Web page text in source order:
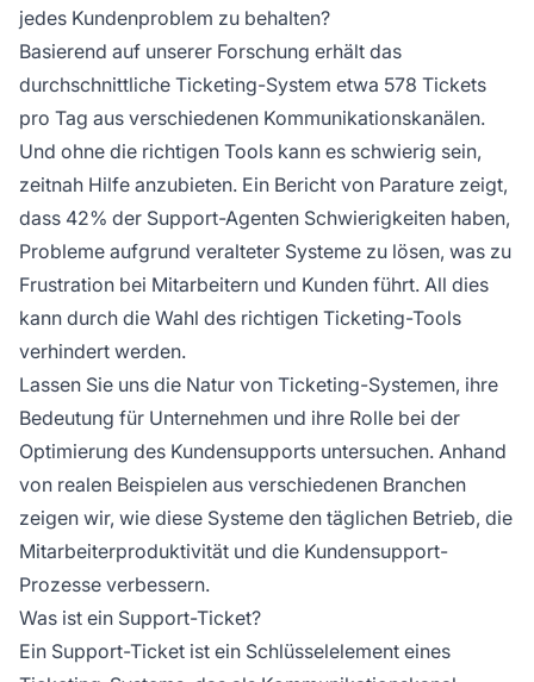
jedes Kundenproblem zu behalten?
Basierend auf unserer Forschung erhält das
durchschnittliche Ticketing-System etwa 578 Tickets
pro Tag aus verschiedenen Kommunikationskanälen.
Und ohne die richtigen Tools kann es schwierig sein,
zeitnah Hilfe anzubieten. Ein Bericht von Parature zeigt,
dass 42% der Support-Agenten Schwierigkeiten haben,
Probleme aufgrund veralteter Systeme zu lösen, was zu
Frustration bei Mitarbeitern und Kunden führt. All dies
kann durch die Wahl des richtigen Ticketing-Tools
verhindert werden.
Lassen Sie uns die Natur von Ticketing-Systemen, ihre
Bedeutung für Unternehmen und ihre Rolle bei der
Optimierung des Kundensupports untersuchen. Anhand
von realen Beispielen aus verschiedenen Branchen
zeigen wir, wie diese Systeme den täglichen Betrieb, die
Mitarbeiterproduktivität und die Kundensupport-
Prozesse verbessern.
Was ist ein Support-Ticket?
Ein Support-Ticket ist ein Schlüsselelement eines